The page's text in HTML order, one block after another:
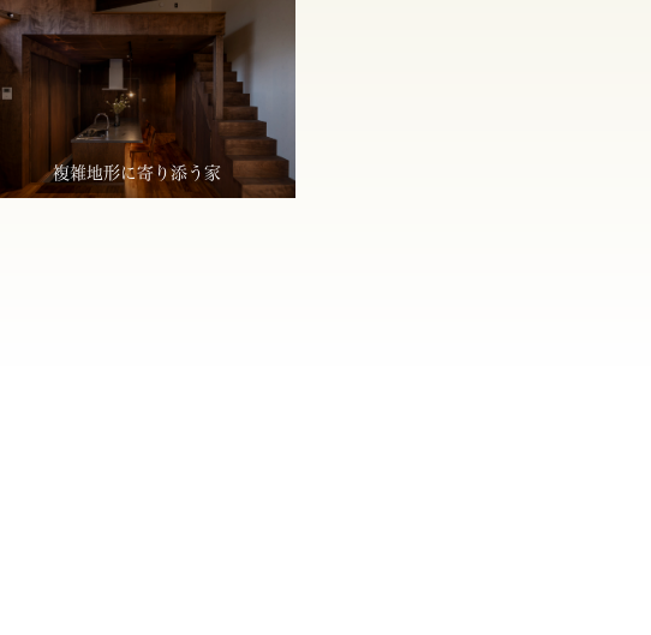
複雑地形に寄り添う家